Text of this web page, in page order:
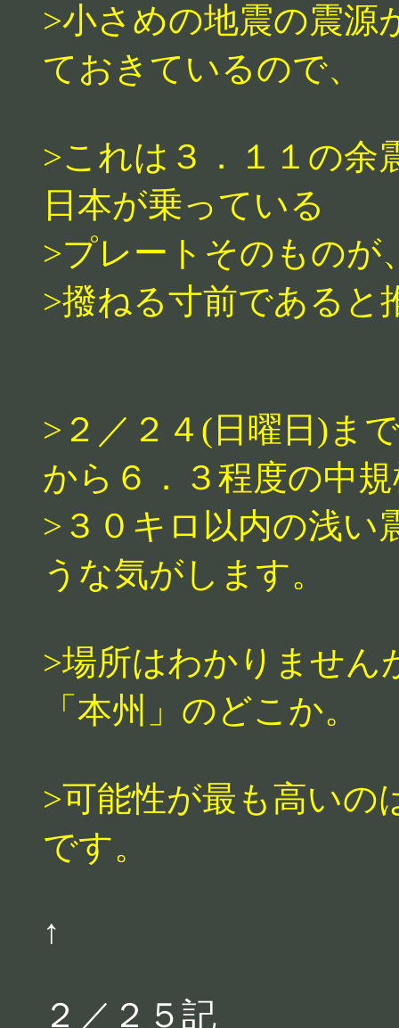
>小さめの地震の震源
ておきているので、
>これは３．１１の余
日本が乗っている
>プレートそのものが
>撥ねる寸前であると
>２／２４(日曜日)ま
から６．３程度の中
>３０キロ以内の浅い
うな気がします。
>場所はわかりません
「本州」のどこか。
>可能性が最も高いの
です。
↑
２／２５記